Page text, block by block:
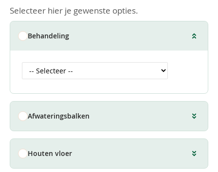
Selecteer hier je gewenste opties.
Behandeling
Afwateringsbalken
Houten vloer